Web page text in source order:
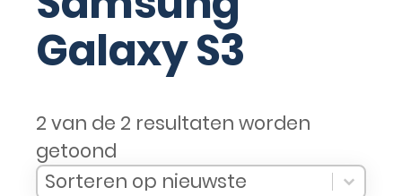
Galaxy S3
2 van de 2 resultaten worden
getoond
Sort Products
Sort content
Sorteren op nieuwste
Sort content